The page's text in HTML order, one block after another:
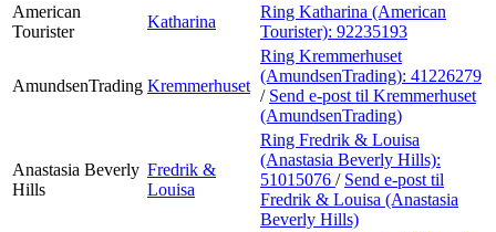
American
Tourister
Katharina
Ring Katharina (American
Tourister): 92235193
AmundsenTrading Kremmerhuset
Ring Kremmerhuset
(AmundsenTrading): 41226279
/ Send e-post til Kremmerhuset
(AmundsenTrading)
Anastasia Beverly
Hills
Fredrik &
Louisa
Ring Fredrik & Louisa
(Anastasia Beverly Hills):
51015076 / Send e-post til
Fredrik & Louisa (Anastasia
Beverly Hills)